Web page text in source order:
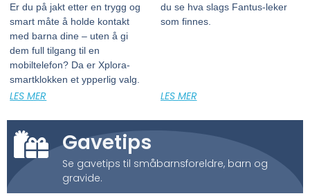
Er du på jakt etter en trygg og
smart måte å holde kontakt
med barna dine – uten å gi
dem full tilgang til en
mobiltelefon? Da er Xplora-
smartklokken et ypperlig valg.
LES MER
du se hva slags Fantus-leker
som finnes.
LES MER
Gavetips
Se gavetips til småbarnsforeldre, barn og
gravide.